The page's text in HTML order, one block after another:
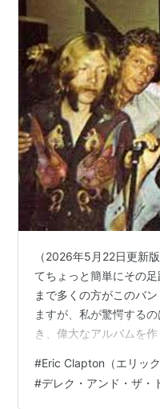
（2026年5月22日更新
てちょっと簡単にその
まで多くの方がこのバ
ますが、私が驚愕する
き、偉大なアルバムを
しょう。クラプトン25
のBlind Faithツアー、そ
#Eric Clapton（エリッ
#デレク・アンド・ザ・